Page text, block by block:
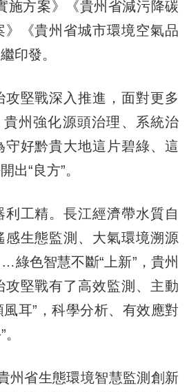
施方案》《貴州省減污降碳
》《貴州省城市環境空氣品
印發。
堅戰深入推進，面對更多
貴州強化源頭治理、系統治
好黔貴大地這片碧綠、這
出“良方”。
工精。長江經濟帶水質自
感生態監測、大氣環境溯源
色智慧不斷“上新”，貴州
攻堅戰有了高效監測、主動
風耳”，科學分析、有效應對
省生態環境智慧監測創新